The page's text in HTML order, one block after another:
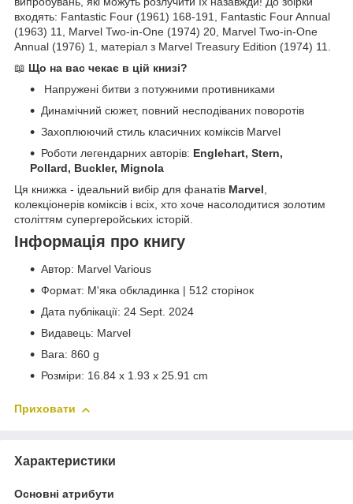
входять: Fantastic Four (1961) 168-191, Fantastic Four Annual
(1963) 11, Marvel Two-in-One (1974) 20, Marvel Two-in-One
Annual (1976) 1, матеріал з Marvel Treasury Edition (1974) 11.
📖 Що на вас чекає в цій книзі?
Напружені битви з потужними противниками
Динамічний сюжет, повний несподіваних поворотів
Захоплюючий стиль класичних коміксів Marvel
Роботи легендарних авторів: Englehart, Stern,
Pollard, Buckler, Mignola
Ця книжка - ідеальний вибір для фанатів Marvel
колекціонерів коміксів і всіх, хто хоче насолодитися золотим
століттям супергеройських історій.
Інформація про книгу
Автор: Marvel Various
Формат: М'яка обкладинка | 512 сторінок
Дата публікації: 24 Sept. 2024
Видавець: Marvel
Вага: 860 g
Розміри: 16.84 x 1.93 x 25.91 cm
Приховати
Характеристики
Основні атрибути